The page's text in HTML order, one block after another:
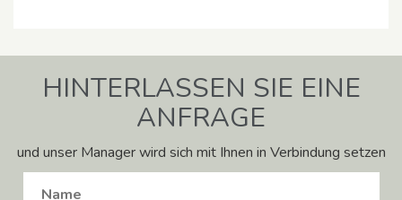
HINTERLASSEN SIE EINE
ANFRAGE
und unser Manager wird sich mit Ihnen in Verbindung setzen